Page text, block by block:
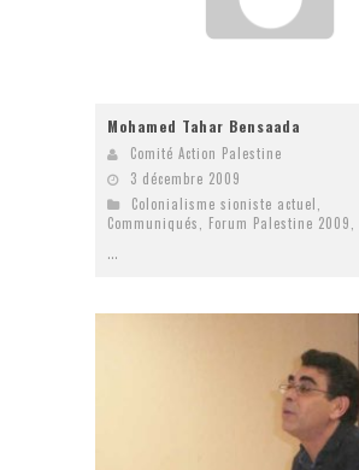
Mohamed Tahar Bensaada
Comité Action Palestine
3 décembre 2009
Colonialisme sioniste actuel
Communiqués
Forum Palestine 2009
...